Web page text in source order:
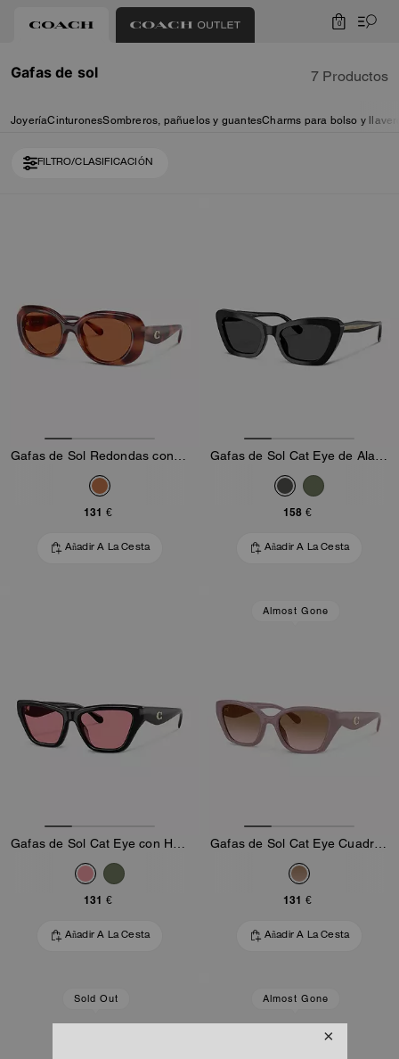
0
Gafas de sol 7 Productos
JoyeríaCinturonesSombreros, pañuelos y guantesCharms para bolso y
FILTRO/CLASIFICACIÓN
131 €
Añadir A La Cesta
158 €
Añadir A La Cesta
131 €
Añadir A La Cesta
Almost Gone
131 €
Añadir A La Cesta
Sold Out Almost Gone